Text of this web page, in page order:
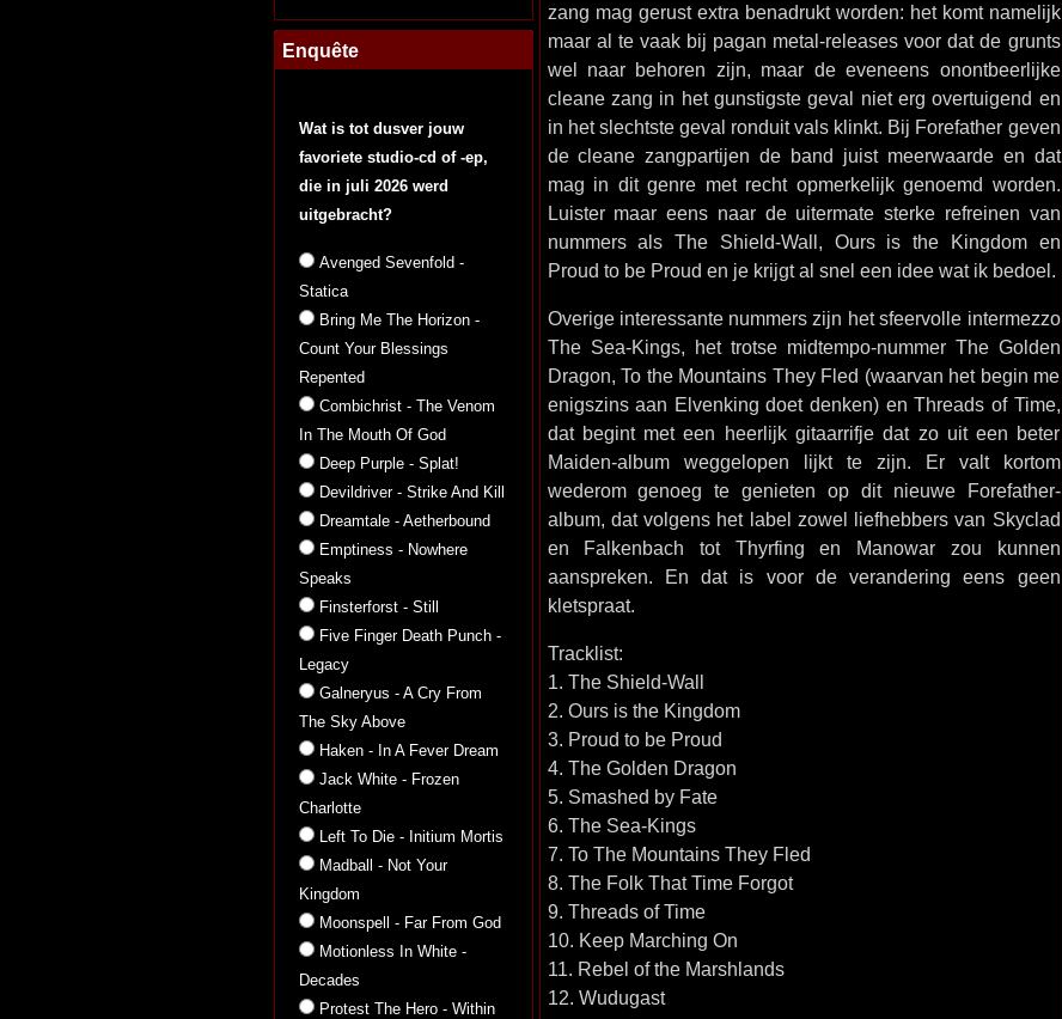
Enquête
Wat is tot dusver jouw
favoriete studio-cd of -ep,
die in juli 2026 werd
uitgebracht?
Avenged Sevenfold -
Statica
Bring Me The Horizon -
Count Your Blessings
Repented
Combichrist - The Venom
In The Mouth Of God
Deep Purple - Splat!
Devildriver - Strike And Kill
Dreamtale - Aetherbound
Emptiness - Nowhere
Speaks
Finsterforst - Still
Five Finger Death Punch -
Legacy
Galneryus - A Cry From
The Sky Above
Haken - In A Fever Dream
Jack White - Frozen
Charlotte
Left To Die - Initium Mortis
Madball - Not Your
Kingdom
Moonspell - Far From God
Motionless In White -
Decades
Protest The Hero - Within
zang mag gerust extra benadrukt worden: het komt namelijk
maar al te vaak bij pagan metal-releases voor dat de grunts
wel naar behoren zijn, maar de eveneens onontbeerlijke
cleane zang in het gunstigste geval niet erg overtuigend en
in het slechtste geval ronduit vals klinkt. Bij Forefather geven
de cleane zangpartijen de band juist meerwaarde en dat
mag in dit genre met recht opmerkelijk genoemd worden.
Luister maar eens naar de uitermate sterke refreinen van
nummers als The Shield-Wall, Ours is the Kingdom en
Proud to be Proud en je krijgt al snel een idee wat ik bedoel.
Overige interessante nummers zijn het sfeervolle intermezzo
The Sea-Kings, het trotse midtempo-nummer The Golden
Dragon, To the Mountains They Fled (waarvan het begin me
enigszins aan Elvenking doet denken) en Threads of Time,
dat begint met een heerlijk gitaarrifje dat zo uit een beter
Maiden-album weggelopen lijkt te zijn. Er valt kortom
wederom genoeg te genieten op dit nieuwe Forefather-
album, dat volgens het label zowel liefhebbers van Skyclad
en Falkenbach tot Thyrfing en Manowar zou kunnen
aanspreken. En dat is voor de verandering eens geen
kletspraat.
Tracklist:
1. The Shield-Wall
2. Ours is the Kingdom
3. Proud to be Proud
4. The Golden Dragon
5. Smashed by Fate
6. The Sea-Kings
7. To The Mountains They Fled
8. The Folk That Time Forgot
9. Threads of Time
10. Keep Marching On
11. Rebel of the Marshlands
12. Wudugast